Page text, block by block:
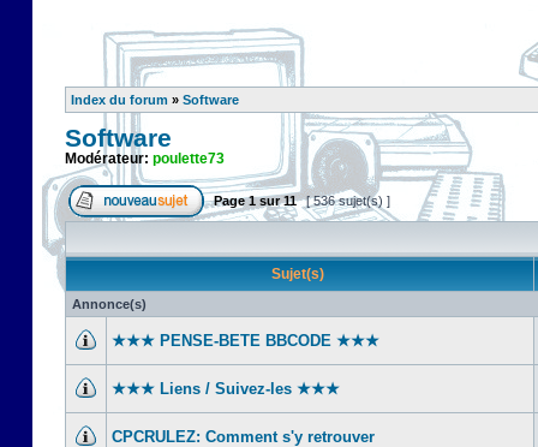
Index du forum » Software
Software
Modérateur: poulette73
Page1sur11 [ 536 sujet(s) ]
Sujet(s)
Annonce(s)
★★★ PENSE-BETE BBCODE ★★★
★★★ Liens / Suivez-les ★★★
CPCRULEZ: Comment s'y retrouver‎